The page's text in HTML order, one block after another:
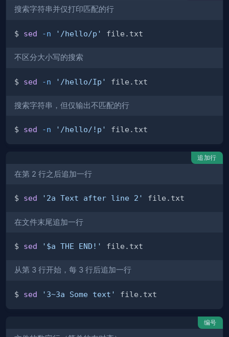
搜索字符串并仅打印匹配的行
$ sed -n '/hello/p'
不区分大小写的搜索
$ sed -n '/hello/Ip'
搜索字符串，但仅输出不匹配的行
$ sed -n '/hello/!p'
追加行
在第 2 行之后追加一行
$ sed '2a Text after line 2'
在文件末尾追加一行
$ sed '$a THE END!'
从第 3 行开始，每 3 行后追加一行
$ sed '3~3a Some text'
编号